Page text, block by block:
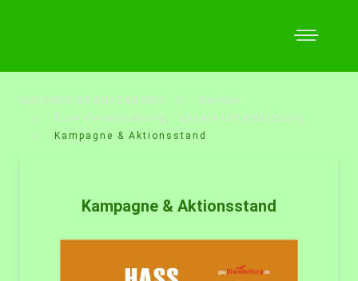
QUEERES BRANDENBURG
Service
Eure Veranstaltung - unsere Unterstützung
Kampagne & Aktionsstand
Kampagne & Aktionsstand